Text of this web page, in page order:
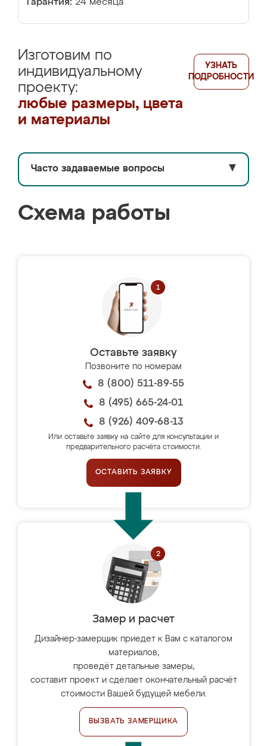
Гарантия: 24 месяца
Изготовим по
индивидуальному
проекту:
любые размеры, цвета
и материалы
УЗНАТЬ
ПОДРОБНОСТИ
Часто задаваемые вопросы ▼
Схема работы
Оставьте заявку
Позвоните по номерам
8 (800) 511-89-55
8 (495) 665-24-01
8 (926) 409-68-13
Или оставьте заявку на сайте для консультации и
предварительного расчёта стоимости.
ОСТАВИТЬ ЗАЯВКУ
Замер и расчет
Дизайнер-замерщик приедет к Вам с каталогом
материалов,
проведёт детальные замеры,
составит проект и сделает окончательный расчёт
стоимости Вашей будущей мебели.
ВЫЗВАТЬ ЗАМЕРЩИКА